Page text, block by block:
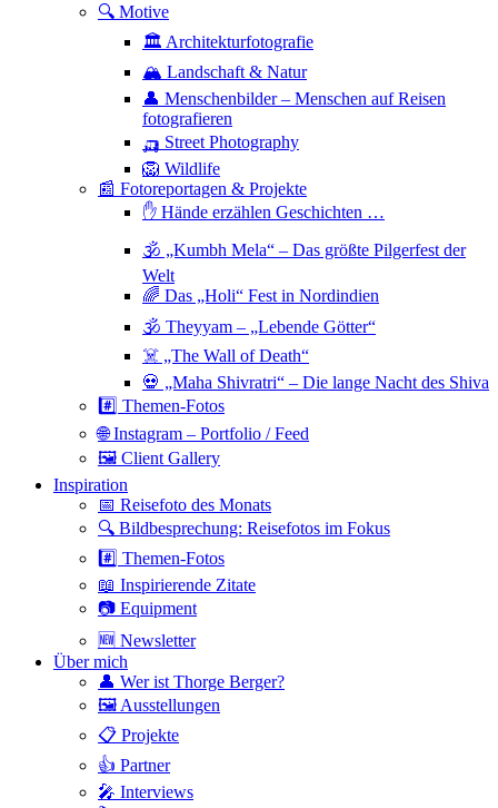
🔍 Motive
🏛 Architekturfotografie
🏔 Landschaft & Natur
👤 Menschenbilder – Menschen auf Reisen
fotografieren
🛺 Street Photography
🦁 Wildlife
📰 Fotoreportagen & Projekte
✋ Hände erzählen Geschichten …
🕉 „Kumbh Mela“ – Das größte Pilgerfest der
Welt
🌈 Das „Holi“ Fest in Nordindien
🕉 Theyyam – „Lebende Götter“
☠️ „The Wall of Death“
💀 „Maha Shivratri“ – Die lange Nacht des Shiva
#️⃣ Themen-Fotos
🌐 Instagram – Portfolio / Feed
🖼 Client Gallery
Inspiration
📅 Reisefoto des Monats
🔍 Bildbesprechung: Reisefotos im Fokus
#️⃣ Themen-Fotos
📖 Inspirierende Zitate
📷 Equipment
🆕 Newsletter
Über mich
👤 Wer ist Thorge Berger?
🖼 Ausstellungen
📋 Projekte
👍 Partner
🎤 Interviews